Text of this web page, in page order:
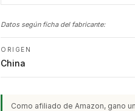
Datos según ficha del fabricante:
ORIGEN
China
Como afiliado de Amazon, gano